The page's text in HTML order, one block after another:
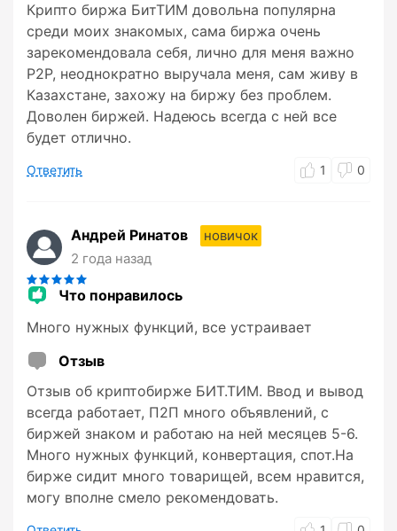
Крипто биржа БитТИМ довольна популярна
среди моих знакомых, сама биржа очень
зарекомендовала себя, лично для меня важно
P2P, неоднократно выручала меня, сам живу в
Казахстане, захожу на биржу без проблем.
Доволен биржей. Надеюсь всегда с ней все
будет отлично.
Ответить 1 0
Андрей Ринатов
новичок
2 года назад
Что понравилось
Много нужных функций, все устраивает
Отзыв
Отзыв об криптобирже БИТ.ТИМ. Ввод и вывод
всегда работает, П2П много объявлений, с
биржей знаком и работаю на ней месяцев 5-6.
Много нужных функций, конвертация, спот.На
бирже сидит много товарищей, всем нравится,
могу вполне смело рекомендовать.